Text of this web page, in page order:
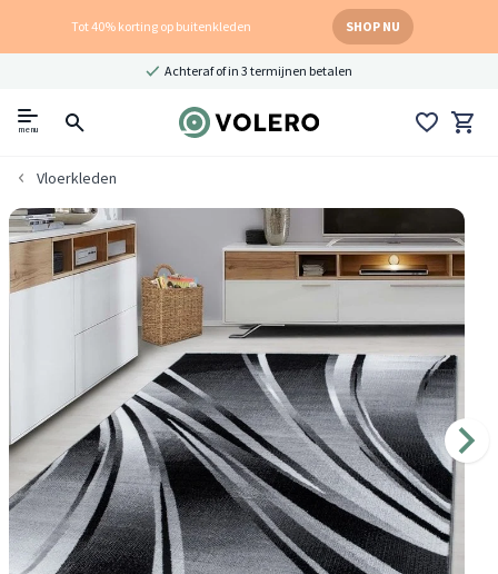
Tot 40% korting op buitenkleden SHOP NU
Achteraf of in 3 termijnen betalen
menu
Vloerkleden